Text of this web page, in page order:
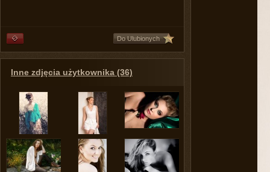
Do Ulubionych
Inne zdjęcia użytkownika (36)